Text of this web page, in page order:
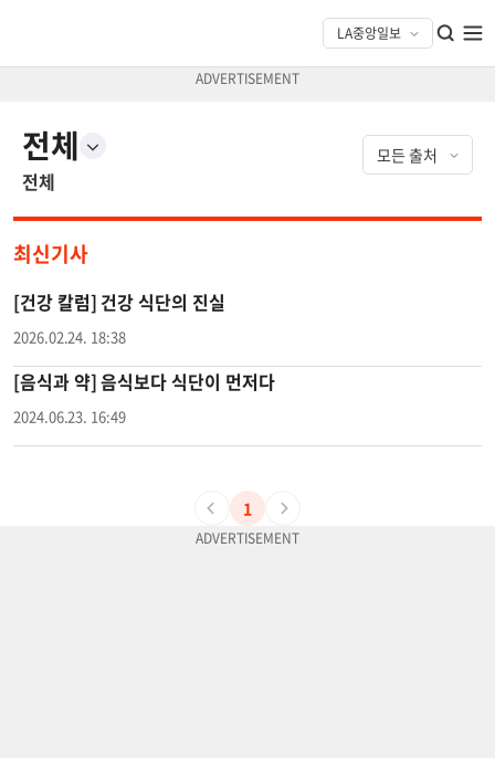
전체
전체
최신기사
[건강 칼럼] 건강 식단의 진실
2026.02.24. 18:38
[음식과 약] 음식보다 식단이 먼저다
2024.06.23. 16:49
1